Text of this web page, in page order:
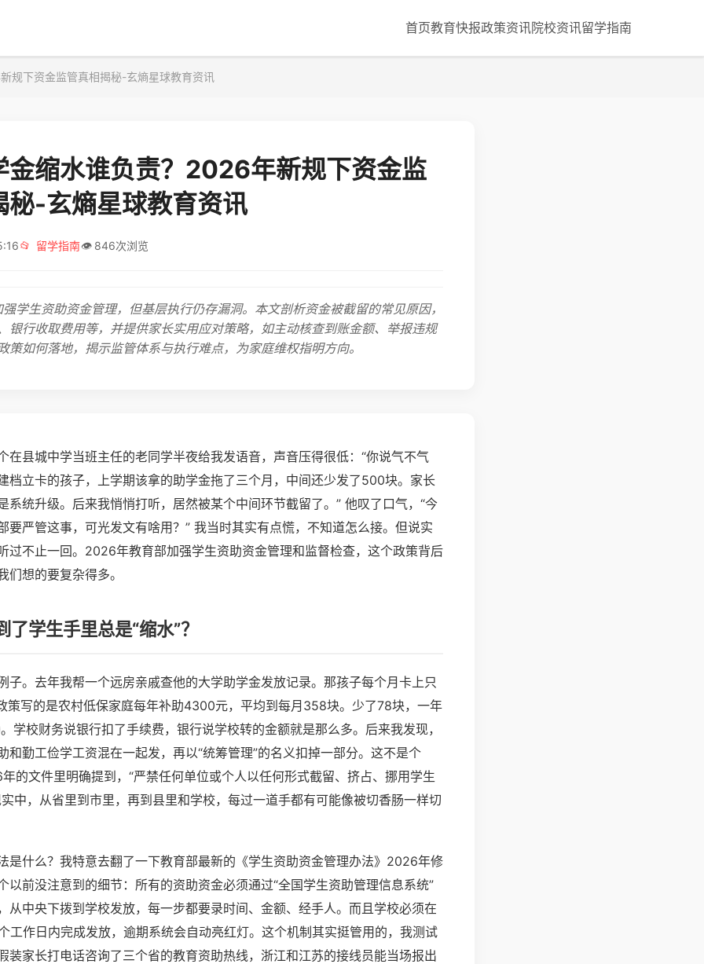
首页教育快报政策资讯院校资讯留学指南
规下资金监管真相揭秘-玄熵星球教育资讯
金缩水谁负责？2026年新规下资金监
秘-玄熵星球教育资讯
📂 留学指南👁️ 846次浏览
学生资助资金管理，但基层执行仍存漏洞。本文剖析资金被截留的常见原因，
银行收取费用等，并提供家长实用应对策略，如主动核查到账金额、举报违规
策如何落地，揭示监管体系与执行难点，为家庭维权指明方向。
在县城中学当班主任的老同学半夜给我发语音，声音压得很低：“你说气不气
档立卡的孩子，上学期该拿的助学金拖了三个月，中间还少发了500块。家长
系统升级。后来我悄悄打听，居然被某个中间环节截留了。” 他叹了口气，“今
要严管这事，可光发文有啥用？” 我当时其实有点慌，不知道怎么接。但说实
过不止一回。2026年教育部加强学生资助资金管理和监督检查，这个政策背后
们想的要复杂得多。
了学生手里总是“缩水”？
子。去年我帮一个远房亲戚查他的大学助学金发放记录。那孩子每个月卡上只
策写的是农村低保家庭每年补助4300元，平均到每月358块。少了78块，一年
学校财务说银行扣了手续费，银行说学校转的金额就是那么多。后来我发现，
和勤工俭学工资混在一起发，再以“统筹管理”的名义扣掉一部分。这不是个
的文件里明确提到，“严禁任何单位或个人以任何形式截留、挤占、挪用学生
中，从省里到市里，再到县里和学校，每过一道手都有可能像被切香肠一样切
是什么？我特意去翻了一下教育部最新的《学生资助资金管理办法》2026年修
以前没注意到的细节：所有的资助资金必须通过“全国学生资助管理信息系统”
从中央下拨到学校发放，每一步都要录时间、金额、经手人。而且学校必须在
工作日内完成发放，逾期系统会自动亮红灯。这个机制其实挺管用的，我测试
家长打电话咨询了三个省的教育资助热线，浙江和江苏的接线员能当场报出